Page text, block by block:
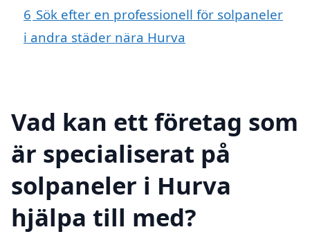
6 Sök efter en professionell för solpaneler
i andra städer nära Hurva
Vad kan ett företag som
är specialiserat på
solpaneler i Hurva
hjälpa till med?